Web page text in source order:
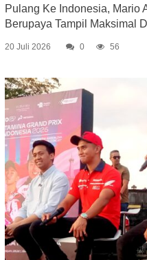
Pulang Ke Indonesia, Mario
Berupaya Tampil Maksimal
20 Juli 2026 0 56